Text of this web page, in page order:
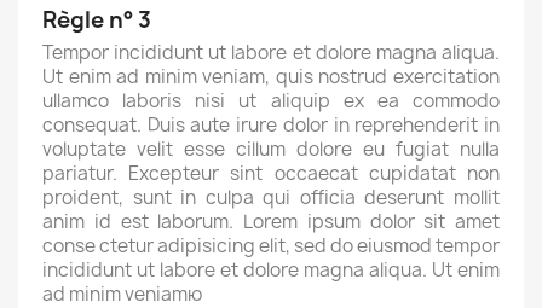
Règle n° 3
Tempor incididunt ut labore et dolore magna aliqua.
Ut enim ad minim veniam, quis nostrud exercitation
ullamco laboris nisi ut aliquip ex ea commodo
consequat. Duis aute irure dolor in reprehenderit in
voluptate velit esse cillum dolore eu fugiat nulla
pariatur. Excepteur sint occaecat cupidatat non
proident, sunt in culpa qui officia deserunt mollit
anim id est laborum. Lorem ipsum dolor sit amet
conse ctetur adipisicing elit, sed do eiusmod tempor
incididunt ut labore et dolore magna aliqua. Ut enim
ad minim veniamю
Annuler Créer une liste d'envies